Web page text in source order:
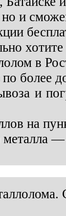
и
в
более
и
на